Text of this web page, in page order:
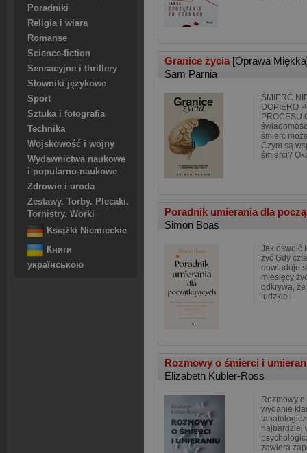
Poradniki
Religia i wiara
Romanse
Science-fiction
Sensacyjne i thrillery
Słowniki językowe
Sport
Sztuka i fotografia
Technika
Wojskowość i wojny
Wydawnictwa naukowe
i popularno-naukowe
Zdrowie i uroda
Zestawy. Torby. Plecaki.
Tornistry. Worki
Książki Niemieckie
Книги
українською
Granice życia [Oprawa
Sam Parnia
ŚMIERĆ
DOPIERO
PROCESU
śmierć
Czym są
śmierci?
Poradnik umierania dla
Simon Boas
Jak oswoić
żyć Gdy
dowiaduje
miesięcy
odkrywa,
ludzkie i
Rozmowy o śmierci i
Elizabeth Kübler-Ross
Rozmowy
wydanie
najbardziej
zawiera